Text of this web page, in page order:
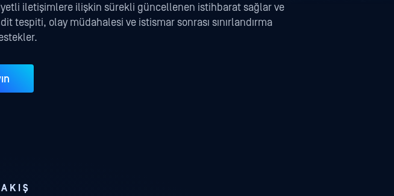
iletişimlere ilişkin sürekli güncellenen istihbarat sağlar ve
olay müdahalesi ve istismar sonrası sınırlandırma